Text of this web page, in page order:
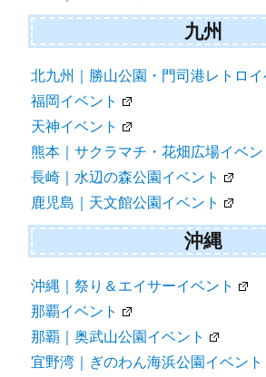
九州
北九州｜勝山公園・門司港レトロイ
福岡イベント
天神イベント
熊本｜サクラマチ・花畑広場イベン
長崎｜水辺の森公園イベント
鹿児島｜天文館公園イベント
沖縄
沖縄｜祭り＆エイサーイベント
那覇イベント
那覇｜奥武山公園イベント
宜野湾｜ぎのわん海浜公園イベント